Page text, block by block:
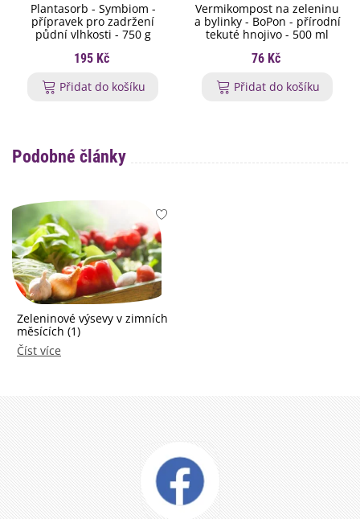
Plantasorb - Symbiom -
přípravek pro zadržení
půdní vlhkosti - 750 g
195 Kč
Přidat do košíku
Vermikompost na zeleninu
a bylinky - BoPon - přírodní
tekuté hnojivo - 500 ml
76 Kč
Přidat do košíku
Podobné články
Zeleninové výsevy v zimních
měsících (1)
Číst více